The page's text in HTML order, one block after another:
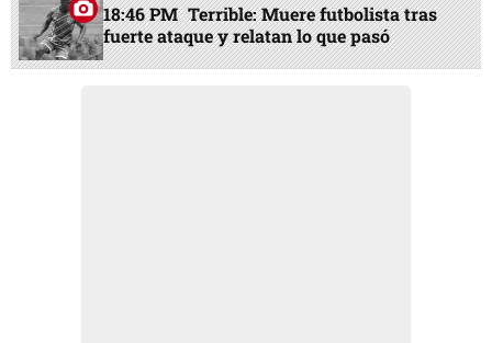
18:46 PM Terrible: Muere futbolista tras
fuerte ataque y relatan lo que pasó